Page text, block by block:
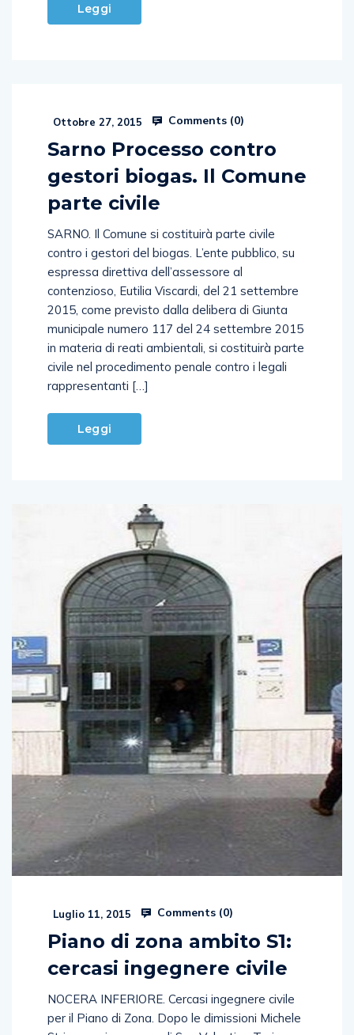
Leggi
Ottobre 27, 2015 Comments (0)
Sarno Processo contro
gestori biogas. Il Comune
parte civile
SARNO. Il Comune si costituirà parte civile
contro i gestori del biogas. L’ente pubblico, su
espressa direttiva dell’assessore al
contenzioso, Eutilia Viscardi, del 21 settembre
2015, come previsto dalla delibera di Giunta
municipale numero 117 del 24 settembre 2015
in materia di reati ambientali, si costituirà parte
civile nel procedimento penale contro i legali
rappresentanti […]
Leggi
Luglio 11, 2015 Comments (0)
Piano di zona ambito S1:
cercasi ingegnere civile
NOCERA INFERIORE. Cercasi ingegnere civile
per il Piano di Zona. Dopo le dimissioni Michele